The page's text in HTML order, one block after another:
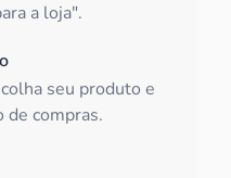
a loja".
seu produto e
de compras.